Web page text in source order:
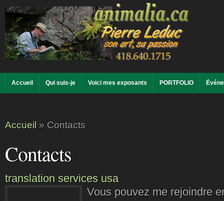
Accueil Qui suis-je Voici mes exposants PORTFOLIO
Accueil » Contacts
Contacts
translation services usa
Vous pouvez me rejoindre